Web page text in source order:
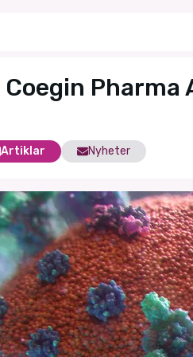
Coegin Pharma
Artiklar Nyheter